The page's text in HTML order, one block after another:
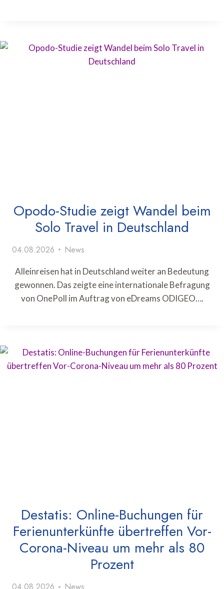
Opodo-Studie zeigt Wandel beim
Solo Travel in Deutschland
04.08.2026 News
Alleinreisen hat in Deutschland weiter an Bedeutung
gewonnen. Das zeigte eine internationale Befragung
von OnePoll im Auftrag von eDreams ODIGEO….
Destatis: Online-Buchungen für
Ferienunterkünfte übertreffen Vor-
Corona-Niveau um mehr als 80
Prozent